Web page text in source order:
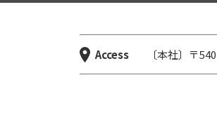
Access 〔本社〕〒